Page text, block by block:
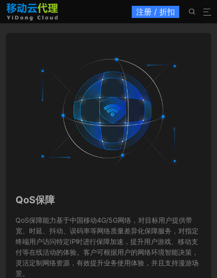
注册 / 折扣 

QoS保障
QoS保障能力基于中国移动4G/5G网络，对目标用户提供带
宽、时延、抖动、误码率等网络质量差异化保障服务，对指定
终端用户访问特定IP时进行保障加速，提升用户游戏、移动支
付等在线活动的体验。客户可根据用户的网络环境智能决策，
灵活定制网络资源，有效提升业务使用体验，并且支持漫游场
景。